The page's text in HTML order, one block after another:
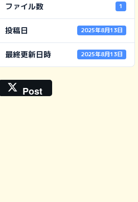
ファイル数 1
投稿日 2025年8月13日
最終更新日時 2025年8月13日
Post